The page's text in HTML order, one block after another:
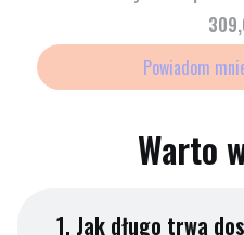
Powiadom
Cena
Warto
1. Jak długo trwa